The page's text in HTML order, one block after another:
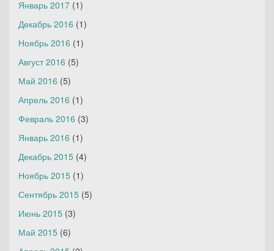
Январь 2017 (1)
Декабрь 2016 (1)
Ноябрь 2016 (1)
Август 2016 (5)
Май 2016 (5)
Апрель 2016 (1)
Февраль 2016 (3)
Январь 2016 (1)
Декабрь 2015 (4)
Ноябрь 2015 (1)
Сентябрь 2015 (5)
Июнь 2015 (3)
Май 2015 (6)